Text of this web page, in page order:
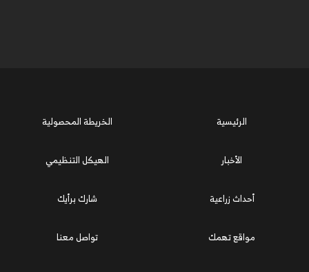
الرئيسية الخريطة المحصولية
الأخبار الهيكل التنظيمي
أحداث زراعية شارك برأيك
مواقع تهمك تواصل معنا